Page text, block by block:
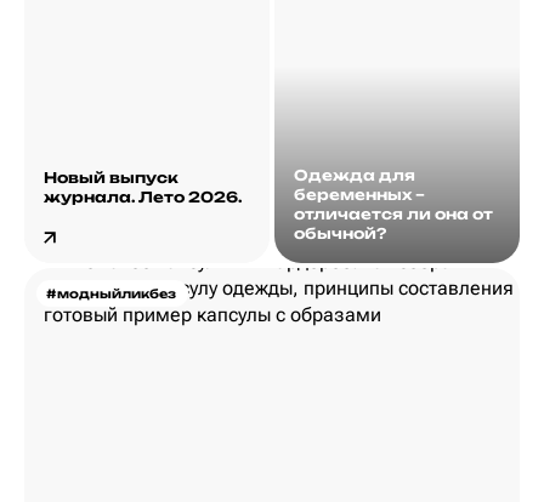
Новый выпуск
журнала. Лето 2026.
Одежда для
беременных –
отличается ли она от
обычной?
#модныйликбез